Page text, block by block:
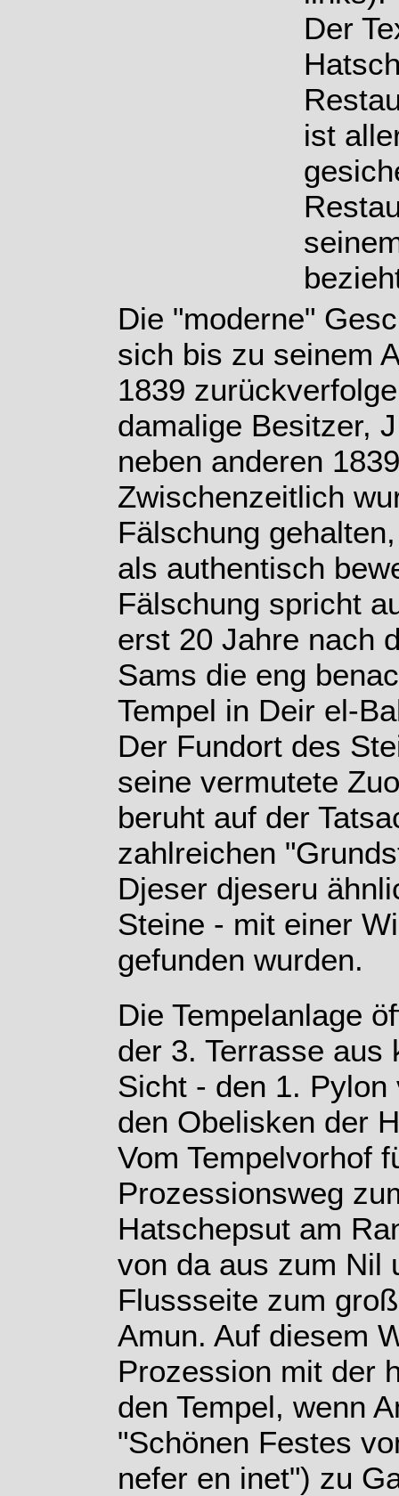
Der
ist
Die "moderne"
sich bis zu seinem
1839
damalige Besitzer,
neben anderen
Zwischenzeitlich
Fälschung
als authentisch
Fälschung spricht
erst 20 Jahre nach
Sams die eng
Tempel in Deir el-
Der Fundort des
seine vermutete
beruht auf der
zahlreichen
Djeser djeseru
Steine - mit einer
gefunden wurden.
Die Tempelanlage
der 3. Terrasse aus
Sicht - den 1. Pylon
den Obelisken der
Vom Tempelvorhof
Prozessionsweg
Hatschepsut am
von da aus zum Nil
Flussseite zum
Amun. Auf diesem
Prozession mit der
den Tempel, wenn
"Schönen Festes
nefer en inet") zu